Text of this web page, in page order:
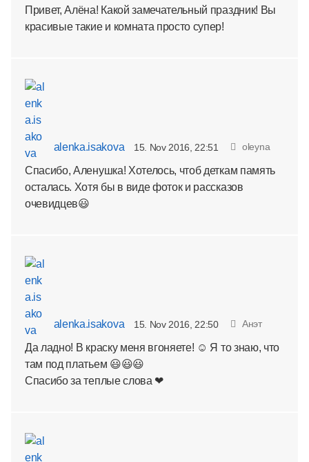
Привет, Алёна! Какой замечательный праздник! Вы
красивые такие и комната просто супер!
alenka.isakova 15. Nov 2016, 22:51 oleyna
Спасибо, Аленушка! Хотелось, чтоб деткам память
осталась. Хотя бы в виде фоток и рассказов
очевидцев😃
alenka.isakova 15. Nov 2016, 22:50 Анэт
Да ладно! В краску меня вгоняете! ☺ Я то знаю, что
там под платьем 😃😃😃
Спасибо за теплые слова ❤